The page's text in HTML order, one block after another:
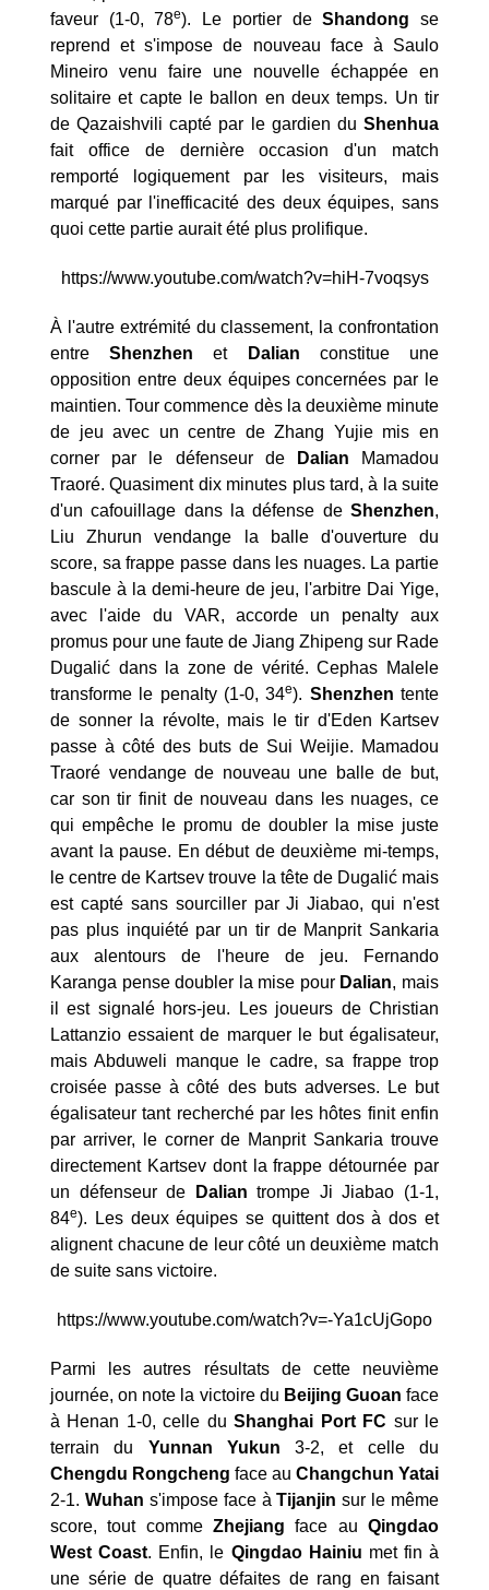
faveur (1-0, 78e). Le portier deShandong se
reprend et s'impose de nouveau face à Saulo
Mineiro venu faire une nouvelle échappée en
solitaire et capte le ballon en deux temps. Un tir
de Qazaishvili capté par le gardien du Shenhua
fait office de dernière occasion d'un match
remporté logiquement par les visiteurs, mais
marqué par l'inefficacité des deux équipes, sans
quoi cette partie aurait été plus prolifique.
https://www.youtube.com/watch?v=hiH-7voqsys
À l'autre extrémité du classement, la confrontation
entreShenzhen et Dalian constitue une
opposition entre deux équipes concernées par le
maintien. Tour commence dès la deuxième minute
de jeu avec un centre de Zhang Yujie mis en
corner par le défenseur de
Dalian Mamadou
Traoré. Quasiment dix minutes plus tard, à la suite
d'un cafouillage dans la défense de Shenzhen,
Liu Zhurun vendange la balle d'ouverture du
score, sa frappe passe dans les nuages. La partie
bascule à la demi-heure de jeu, l'arbitre Dai Yige,
avec l'aide du VAR, accorde un penalty aux
promus pour une faute de Jiang Zhipeng sur Rade
Dugalić dans la zone de vérité. Cephas Malele
transforme le penalty (1-0, 34e). Shenzhen tente
de sonner la révolte, mais le tir d'Eden Kartsev
passe à côté des buts de Sui Weijie. Mamadou
Traoré vendange de nouveau une balle de but,
car son tir finit de nouveau dans les nuages, ce
qui empêche le promu de doubler la mise juste
avant la pause. En début de deuxième mi-temps,
le centre de Kartsev trouve la tête de Dugalić mais
est capté sans sourciller par Ji Jiabao, qui n'est
pas plus inquiété par un tir de Manprit Sankaria
aux alentours de l'heure de jeu. Fernando
Karanga pense doubler la mise pour Dalian, mais
il est signalé hors-jeu. Les joueurs de Christian
Lattanzio essaient de marquer le but égalisateur,
mais Abduweli manque le cadre, sa frappe trop
croisée passe à côté des buts adverses. Le but
égalisateur tant recherché par les hôtes finit enfin
par arriver, le corner de Manprit Sankaria trouve
directement Kartsev dont la frappe détournée par
un défenseur de
Dalian trompe Ji Jiabao (1-1,
84e). Les deux équipes se quittent dos à dos et
alignent chacune de leur côté un deuxième match
de suite sans victoire.
https://www.youtube.com/watch?v=-Ya1cUjGopo
Parmi les autres résultats de cette neuvième
journée, on note la victoire du Beijing Guoan face
à Henan 1-0, celle duShanghai Port FC sur le
terrain du Yunnan Yukun 3-2, et celle du
Chengdu Rongcheng face au Changchun Yatai
2-1. Wuhan s'impose face àTijanjin sur le même
score, tout comme Zhejiang face au Qingdao
West Coast. Enfin, le Qingdao Hainiu met fin à
une série de quatre défaites de rang en faisant